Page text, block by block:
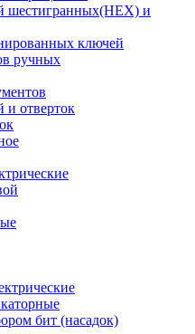
шестигранных(HEX) и
ключей
ручных
отверток
бит (насадок)